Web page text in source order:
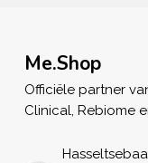
Me.Shop
Officiële partner
Clinical, Rebiome